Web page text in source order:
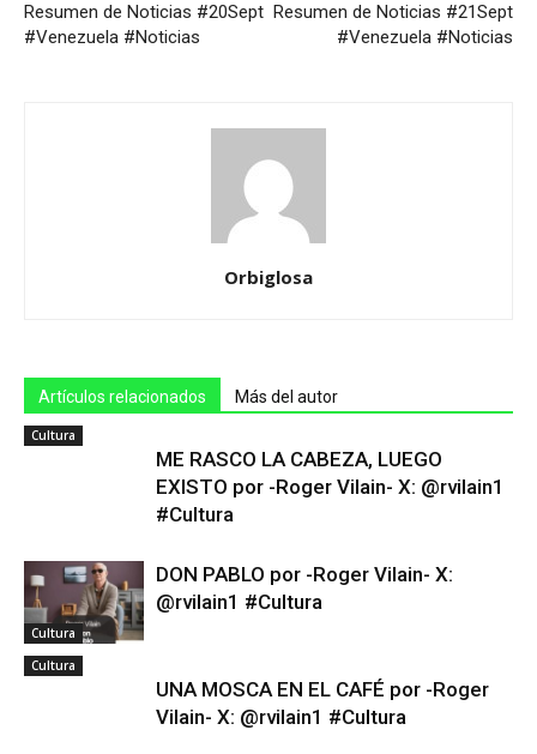
Resumen de Noticias #20Sept
#Venezuela #Noticias
Resumen de Noticias #21Sept
#Venezuela #Noticias
Orbiglosa
Artículos relacionados Más del autor
Cultura
ME RASCO LA CABEZA, LUEGO
EXISTO por -Roger Vilain- X: @rvilain1
#Cultura
Cultura
DON PABLO por -Roger Vilain- X:
@rvilain1 #Cultura
Cultura
UNA MOSCA EN EL CAFÉ por -Roger
Vilain- X: @rvilain1 #Cultura